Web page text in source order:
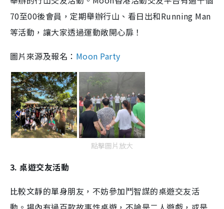
70至00後會員，定期舉辦行山、 看日出和Running Man
等活動，讓大家透過運動敞開心扉！
圖片來源及報名： Moon Party
點擊圖片放大
3. 桌遊交友活動
比較文靜的單身朋友，不妨參加鬥智謀的桌遊交友活